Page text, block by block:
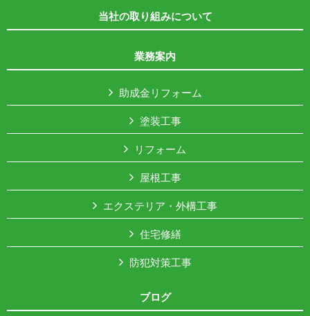
当社の取り組みについて
業務案内
助成金リフォーム
塗装工事
リフォーム
屋根工事
エクステリア・外構工事
住宅修繕
防犯対策工事
ブログ